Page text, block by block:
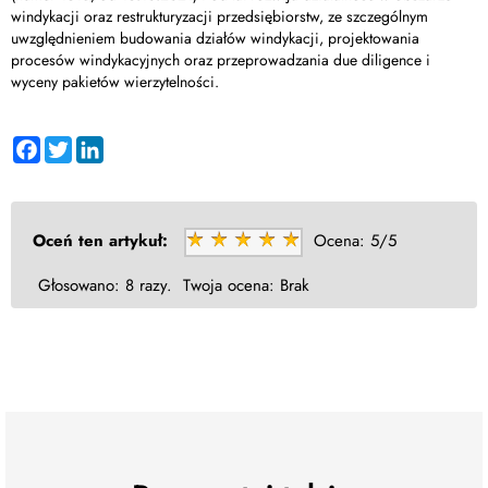
windykacji oraz restrukturyzacji przedsiębiorstw, ze szczególnym
uwzględnieniem budowania działów windykacji, projektowania
procesów windykacyjnych oraz przeprowadzania due diligence i
wyceny pakietów wierzytelności.
Facebook
Twitter
Oceń ten artykuł: Ocena: 5/5
Głosowano: 8 razy. Twoja ocena: Brak